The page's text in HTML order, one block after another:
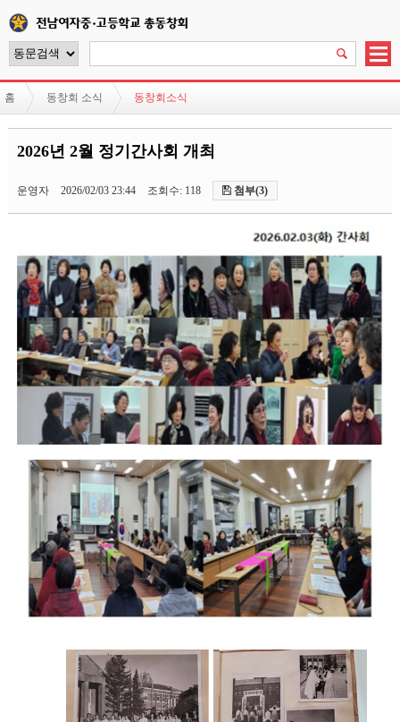
홈 동창회 소식 동창회소식
2026년 2월 정기간사회 개최
운영자 2026/02/03 23:44 조회수: 118 첨부(3)